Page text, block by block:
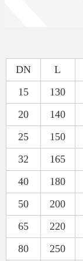
DN L
15
130
20
140
25
150
32
165
40
180
50
200
65
220
80
250